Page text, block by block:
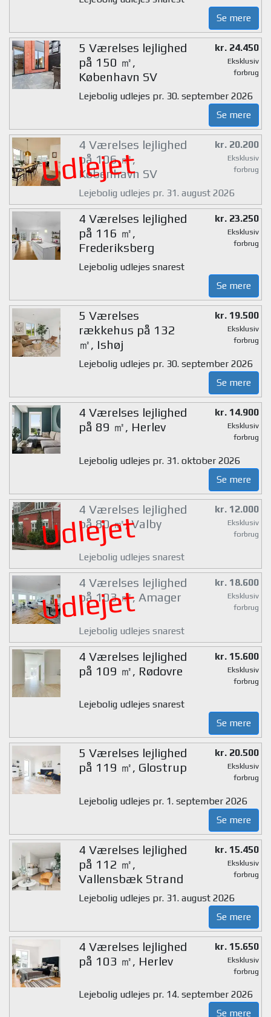
Se mere
5 Værelses lejlighed
på 150 ㎡,
København SV
kr. 24.450
Eksklusiv
forbrug
Lejebolig udlejes pr. 30. september 2026
Se mere
Udlejet
4 Værelses lejlighed
på 106 ㎡,
København SV
kr. 20.200
Eksklusiv
forbrug
Lejebolig udlejes pr. 31. august 2026
4 Værelses lejlighed
på 116 ㎡,
Frederiksberg
kr. 23.250
Eksklusiv
forbrug
Lejebolig udlejes snarest
Se mere
5 Værelses
rækkehus på 132
㎡, Ishøj
kr. 19.500
Eksklusiv
forbrug
Lejebolig udlejes pr. 30. september 2026
Se mere
4 Værelses lejlighed
på 89 ㎡, Herlev
kr. 14.900
Eksklusiv
forbrug
Lejebolig udlejes pr. 31. oktober 2026
Se mere
Udlejet
4 Værelses lejlighed
på 80 ㎡, Valby
kr. 12.000
Eksklusiv
forbrug
Lejebolig udlejes snarest
Udlejet
4 Værelses lejlighed
på 103 ㎡, Amager
kr. 18.600
Eksklusiv
forbrug
Lejebolig udlejes snarest
4 Værelses lejlighed
på 109 ㎡, Rødovre
kr. 15.600
Eksklusiv
forbrug
Lejebolig udlejes snarest
Se mere
5 Værelses lejlighed
på 119 ㎡, Glostrup
kr. 20.500
Eksklusiv
forbrug
Lejebolig udlejes pr. 1. september 2026
Se mere
4 Værelses lejlighed
på 112 ㎡,
Vallensbæk Strand
kr. 15.450
Eksklusiv
forbrug
Lejebolig udlejes pr. 31. august 2026
Se mere
4 Værelses lejlighed
på 103 ㎡, Herlev
kr. 15.650
Eksklusiv
forbrug
Lejebolig udlejes pr. 14. september 2026
Se mere